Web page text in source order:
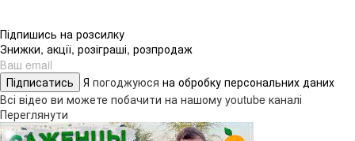
Підпишись на розсилку
Знижки, акції, розіграші, розпродаж
Підписатись Я погоджуюся на обробку персональних даних
Всі відео ви можете побачити на нашому youtube каналі
Переглянути